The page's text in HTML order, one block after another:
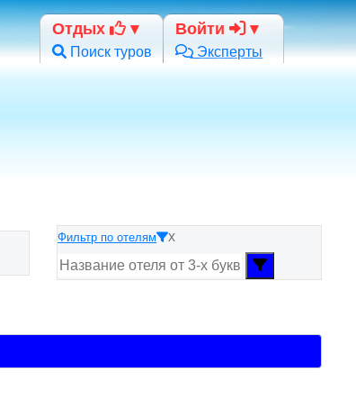
Отдых
Поиск туров
Войти
Эксперты
Фильтр по отелям x